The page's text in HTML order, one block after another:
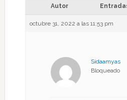
Autor
octubre 31, 2022 a las 11:53 pm
Sidaamyas
Bloqueado